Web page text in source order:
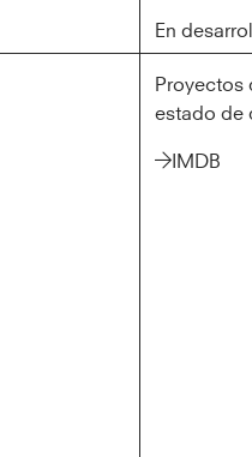
En
En
Proyectos
estado de
IMDB